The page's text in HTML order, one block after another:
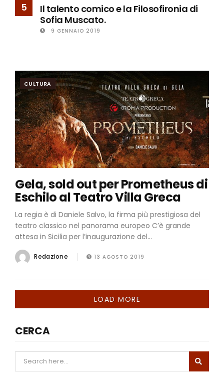
5
Il talento comico e la Filosofironia di
Sofia Muscato.
9 GENNAIO 2019
CULTURA
Gela, sold out per Prometheus di
Eschilo al Teatro Villa Greca
La regia è di Daniele Salvo, la firma più prestigiosa del
teatro classico nel panorama europeo C’è grande
attesa in Sicilia per l’inaugurazione del...
Redazione 13 AGOSTO 2019
LOAD MORE
CERCA